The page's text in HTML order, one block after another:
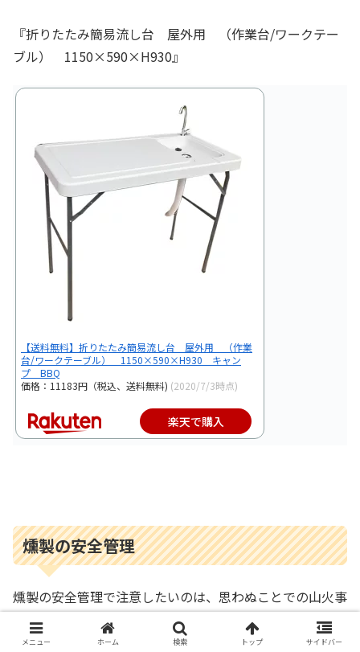
『折りたたみ簡易流し台 屋外用 （作業台/ワークテー
ブル） 1150×590×H930』
【送料無料】折りたたみ簡易流し台 屋外用 （作業
台/ワークテーブル） 1150×590×H930 キャン
プ BBQ
価格：11183円（税込、送料無料) (2020/7/3時点)
楽天で購入
燻製の安全管理
燻製の安全管理で注意したいのは、思わぬことでの山火事
です。
メニュー ホーム 検索 トップ サイドバー